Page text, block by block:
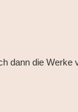
dann die Werke